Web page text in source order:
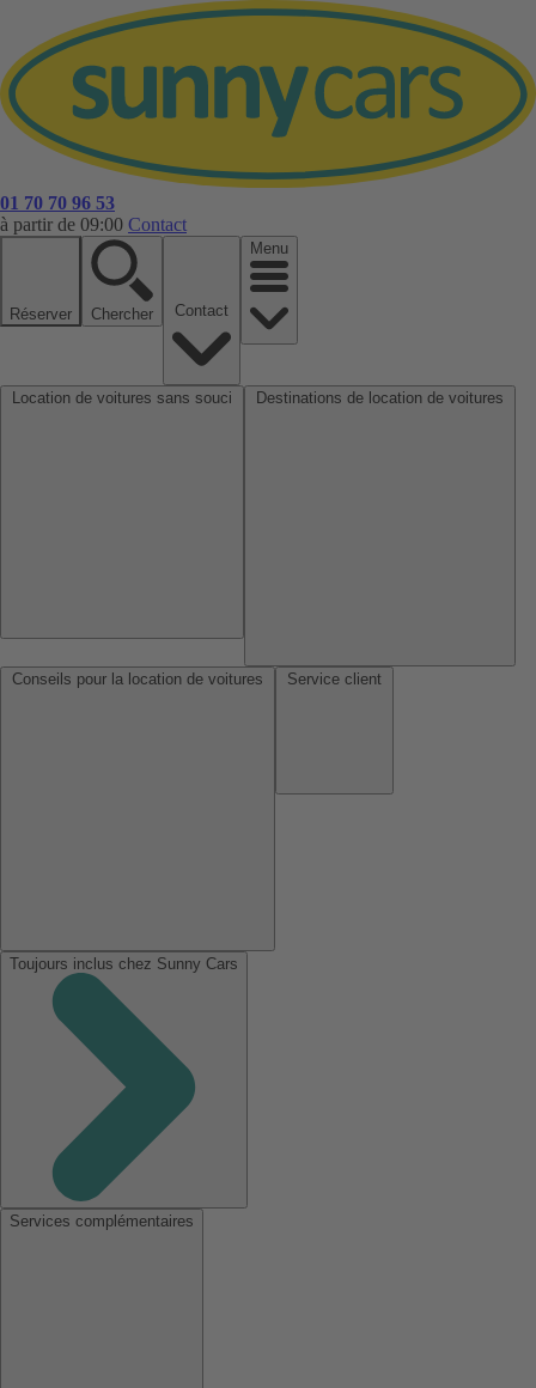
01 70 70 96 53
à partir de 09:00 Contact
Réserver Chercher
Menu
Toujours inclus chez Sunny Cars
Services complémentaires